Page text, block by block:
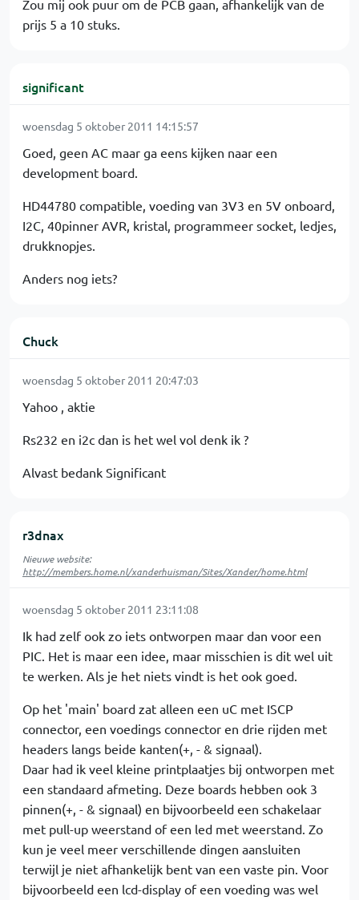
Zou mij ook puur om de PCB gaan, afhankelijk van de
prijs 5 a 10 stuks.
significant
woensdag 5 oktober 2011 14:15:57
Goed, geen AC maar ga eens kijken naar een
development board.
HD44780 compatible, voeding van 3V3 en 5V onboard,
I2C, 40pinner AVR, kristal, programmeer socket, ledjes,
drukknopjes.
Anders nog iets?
Chuck
woensdag 5 oktober 2011 20:47:03
Yahoo , aktie
Rs232 en i2c dan is het wel vol denk ik ?
Alvast bedank Significant
r3dnax
Nieuwe website:
http://members.home.nl/xanderhuisman/Sites/Xander/home.html
woensdag 5 oktober 2011 23:11:08
Ik had zelf ook zo iets ontworpen maar dan voor een
PIC. Het is maar een idee, maar misschien is dit wel uit
te werken. Als je het niets vindt is het ook goed.
Op het 'main' board zat alleen een uC met ISCP
connector, een voedings connector en drie rijden met
headers langs beide kanten(+, - & signaal).
Daar had ik veel kleine printplaatjes bij ontworpen met
een standaard afmeting. Deze boards hebben ook 3
pinnen(+, - & signaal) en bijvoorbeeld een schakelaar
met pull-up weerstand of een led met weerstand. Zo
kun je veel meer verschillende dingen aansluiten
terwijl je niet afhankelijk bent van een vaste pin. Voor
bijvoorbeeld een lcd-display of een voeding was wel